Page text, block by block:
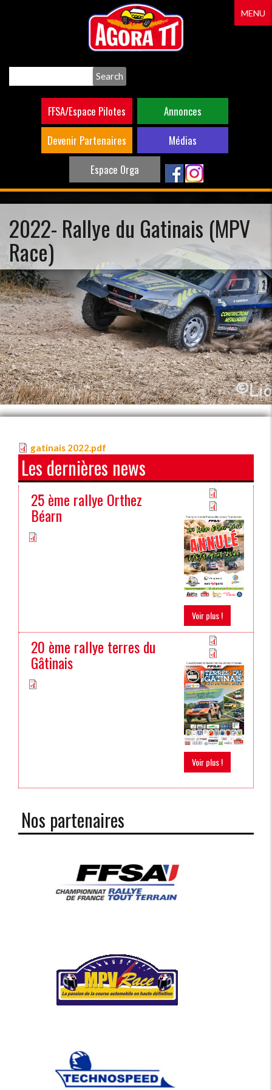
FFSA/Espace Pilotes
Annonces
Devenir Partenaires
Médias
Espace Orga
MENU
2022- Rallye du Gatinais (MPV
Race)
gatinais 2022.pdf
Les dernières news
25 ème rallye Orthez
Béarn
Voir plus !
20 ème rallye terres du
Gâtinais
Voir plus !
Nos partenaires